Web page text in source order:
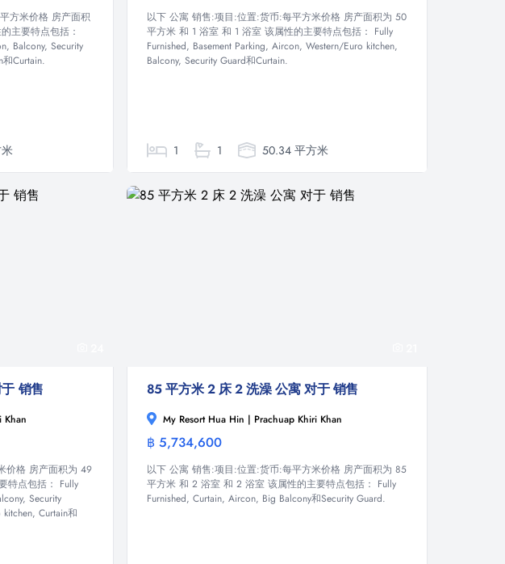
方米价格 房产面积
主要特点包括：
Balcony, Security
Curtain.
以下 公寓 销售:项目:位置:货币:每平方米价格 房产面积为 50
平方米 和 1 浴室 和 1 浴室 该属性的主要特点包括： Fully
Furnished, Basement Parking, Aircon, Western/Euro kitchen,
Balcony, Security Guard和Curtain.
1 1 50.34 平方米
销售
Khan
价格 房产面积为 49
特点包括： Fully
Security
Curtain和
85 平方米 2 床 2 洗澡 公寓 对于 销售
My Resort Hua Hin | Prachuap Khiri Khan
฿ 5,734,600
以下 公寓 销售:项目:位置:货币:每平方米价格 房产面积为 85
平方米 和 2 浴室 和 2 浴室 该属性的主要特点包括： Fully
Furnished, Curtain, Aircon, Big Balcony和Security Guard.